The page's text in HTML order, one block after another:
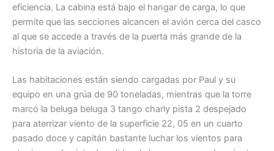
eficiencia. La cabina está bajo el hangar de carga, lo que
permite que las secciones alcancen el avión cerca del casco
al que se accede a través de la puerta más grande de la
historia de la aviación.
Las habitaciones están siendo cargadas por Paul y su
equipo en una grúa de 90 toneladas, mientras que la torre
marcó la beluga beluga 3 tango charly pista 2 despejado
para aterrizar viento de la superficie 22, 05 en un cuarto
pasado doce y capitán bastante luchar los vientos para